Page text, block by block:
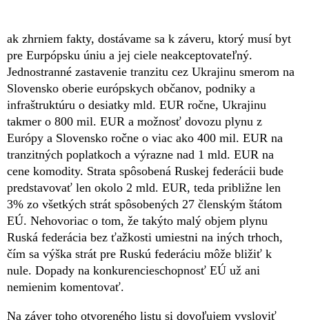
ak zhrniem fakty, dostávame sa k záveru, ktorý musí byt
pre Eurpópsku úniu a jej ciele neakceptovateľný.
Jednostranné zastavenie tranzitu cez Ukrajinu smerom na
Slovensko oberie európskych občanov, podniky a
infraštruktúru o desiatky mld. EUR ročne, Ukrajinu
takmer o 800 mil. EUR a možnosť dovozu plynu z
Európy a Slovensko ročne o viac ako 400 mil. EUR na
tranzitných poplatkoch a výrazne nad 1 mld. EUR na
cene komodity. Strata spôsobená Ruskej federácii bude
predstavovať len okolo 2 mld. EUR, teda približne len
3% zo všetkých strát spôsobených 27 členským štátom
EÚ. Nehovoriac o tom, že takýto malý objem plynu
Ruská federácia bez ťažkosti umiestni na iných trhoch,
čím sa výška strát pre Ruskú federáciu môže bližiť k
nule. Dopady na konkurencieschopnosť EÚ už ani
nemienim komentovať.
Na záver toho otvoreného listu si dovoľujem vysloviť